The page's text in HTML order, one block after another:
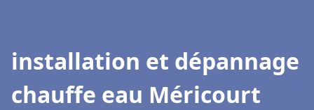
installation et dépannage
chauffe eau Méricourt